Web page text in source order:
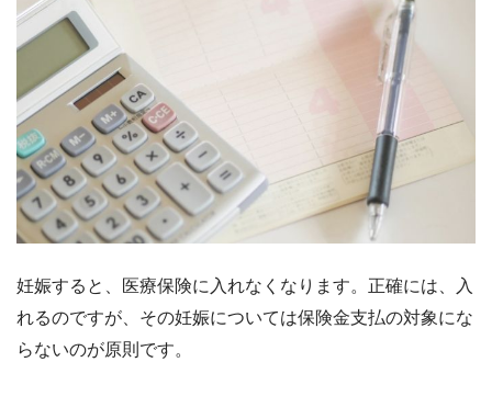
妊娠すると、医療保険に入れなくなります。正確には、入
れるのですが、その妊娠については保険金支払の対象にな
らないのが原則です。